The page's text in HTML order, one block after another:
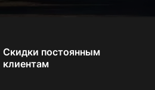
Скидки постоянным
клиентам